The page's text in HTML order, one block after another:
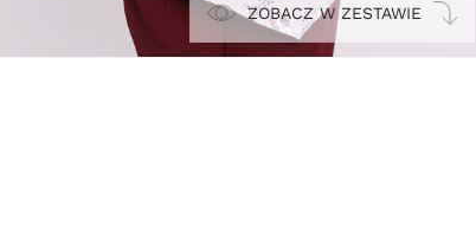
ZOBACZ W ZESTAWIE